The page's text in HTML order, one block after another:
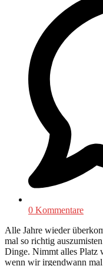
0 Kommentare
Alle Jahre wieder
mal so richtig
Dinge. Nimmt alles Platz
wenn wir irgendwann